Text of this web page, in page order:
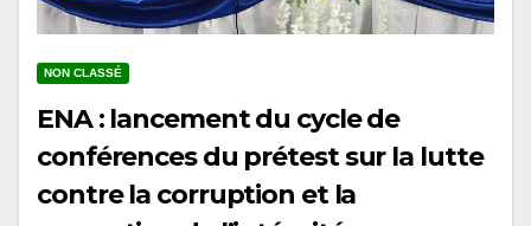
ENA : lancement du cycle de
conférences du prétest sur la lutte
contre la corruption et la
promotion de l’intégrité